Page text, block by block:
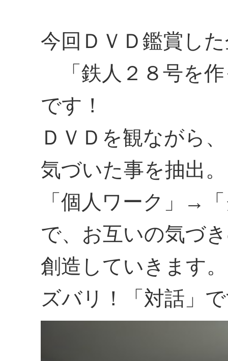
今回ＤＶＤ鑑賞し
「鉄人２８号を作
です！
ＤＶＤを観ながら
気づいた事を抽出。
「個人ワーク」→
で、お互いの気づ
創造していきます。
ズバリ！「対話」